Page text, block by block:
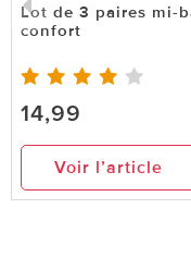
Lot de 3 paires mi-
confort
14,99
Voir l’article